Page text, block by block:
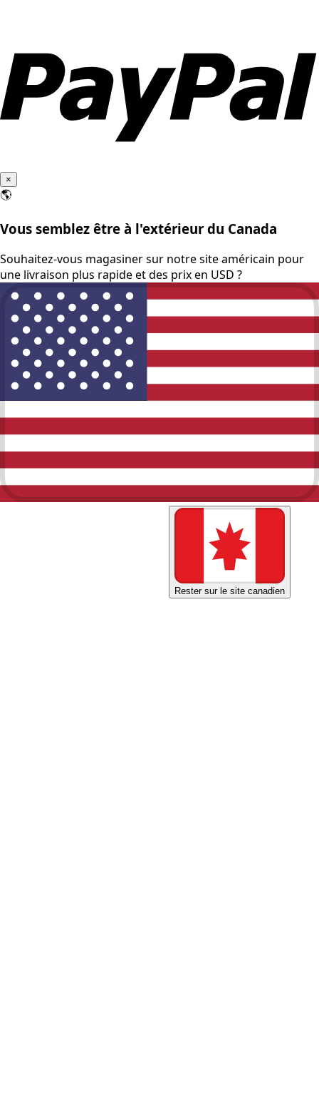
×
🌎
Vous semblez être à l'extérieur du Canada
Souhaitez-vous magasiner sur notre site américain pour
une livraison plus rapide et des prix en USD ?
Rester sur le site canadien